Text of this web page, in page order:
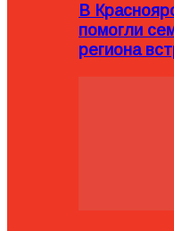
В
помогли
региона